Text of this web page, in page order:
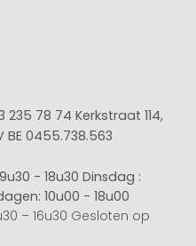
235 78 74 Kerkstraat 114,
0455.738.563
- 18u30 Dinsdag :
10u00 - 18u00
– 16u30 Gesloten op